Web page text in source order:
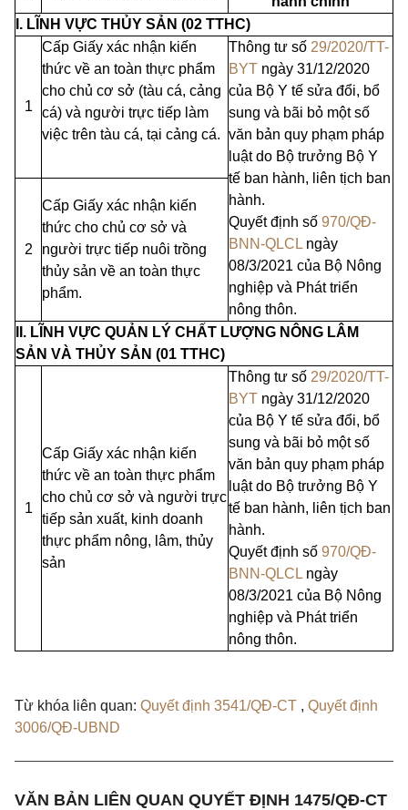
I. LĨNH VỰC THỦY SẢN (02 TTHC)
1
Cấp Giấy xác nhận kiến
thức về an toàn thực phẩm
cho chủ cơ sở (tàu cá, cảng
cá) và người trực tiếp làm
việc trên tàu cá, tại cảng cá.
Thông tư số 29/2020/TT-
BYT ngày 31/12/2020
của Bộ Y tế sửa đổi, bổ
sung và bãi bỏ một số
văn bản quy phạm pháp
luật do Bộ trưởng Bộ Y
tế ban hành, liên tịch ban
hành.
Quyết định số 970/QĐ-
BNN-QLCL ngày
08/3/2021 của Bộ Nông
nghiệp và Phát triển
nông thôn.
2
Cấp Giấy xác nhận kiến
thức cho chủ cơ sở và
người trực tiếp nuôi trồng
thủy sản về an toàn thực
phẩm.
II. LĨNH VỰC QUẢN LÝ CHẤT LƯỢNG NÔNG LÂM
SẢN VÀ THỦY SẢN (01 TTHC)
1
Cấp Giấy xác nhận kiến
thức về an toàn thực phẩm
cho chủ cơ sở và người trực
tiếp sản xuất, kinh doanh
thực phẩm nông, lâm, thủy
sản
Thông tư số 29/2020/TT-
BYT ngày 31/12/2020
của Bộ Y tế sửa đổi, bổ
sung và bãi bỏ một số
văn bản quy phạm pháp
luật do Bộ trưởng Bộ Y
tế ban hành, liên tịch ban
hành.
Quyết định số 970/QĐ-
BNN-QLCL ngày
08/3/2021 của Bộ Nông
nghiệp và Phát triển
nông thôn.
Từ khóa liên quan: Quyết định 3541/QĐ-CT , Quyết định
3006/QĐ-UBND
VĂN BẢN LIÊN QUAN QUYẾT ĐỊNH 1475/QĐ-CT